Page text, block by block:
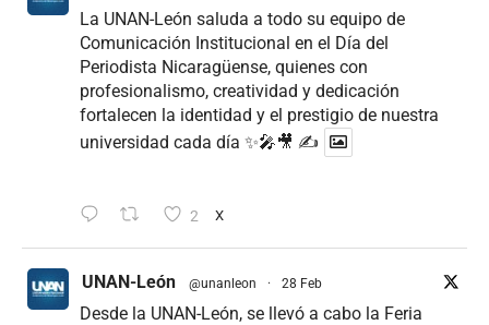
La UNAN-León saluda a todo su equipo de
Comunicación Institucional en el Día del
Periodista Nicaragüense, quienes con
profesionalismo, creatividad y dedicación
fortalecen la identidad y el prestigio de nuestra
universidad cada día ✨🎤🎥 ✍
2 X
UNAN-León @unanleon · 28 Feb
Desde la UNAN-León, se llevó a cabo la Feria